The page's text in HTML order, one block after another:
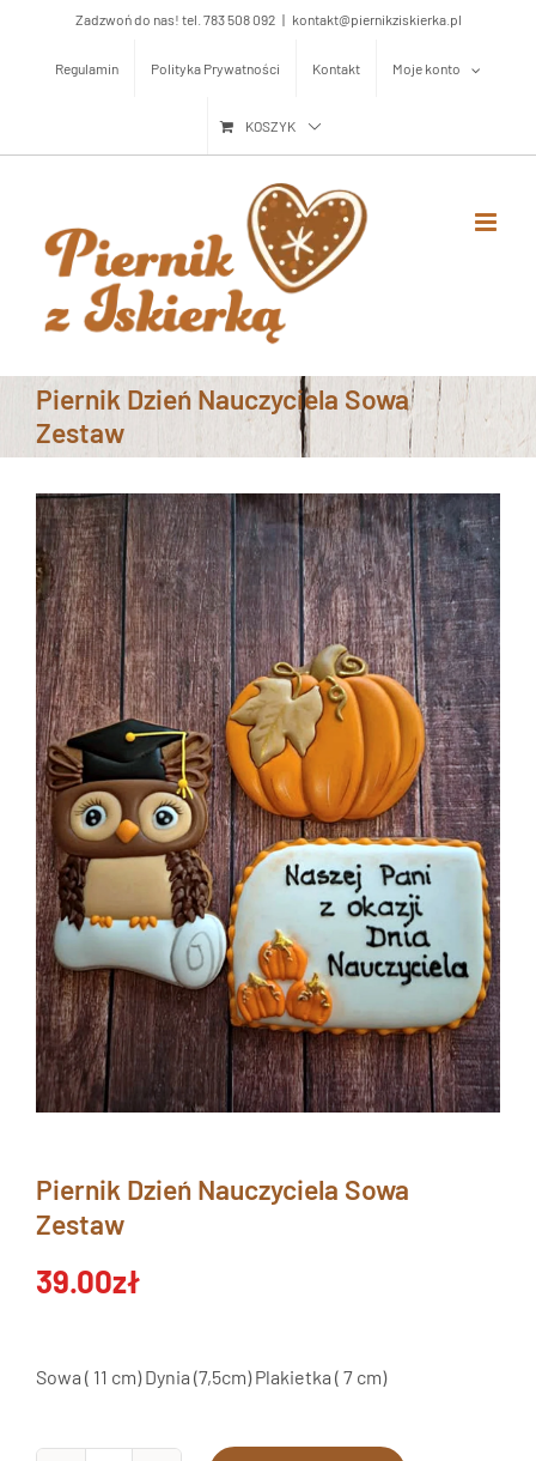
zawartości
Zadzwoń do nas! tel. 783 508 092 | kontakt@piernikziskierka.pl
Regulamin Polityka Prywatności Kontakt Moje konto
KOSZYK
Piernik Dzień Nauczyciela Sowa
Zestaw
Piernik Dzień Nauczyciela Sowa
Zestaw
39.00zł
Sowa ( 11 cm) Dynia (7,5cm) Plakietka ( 7 cm)